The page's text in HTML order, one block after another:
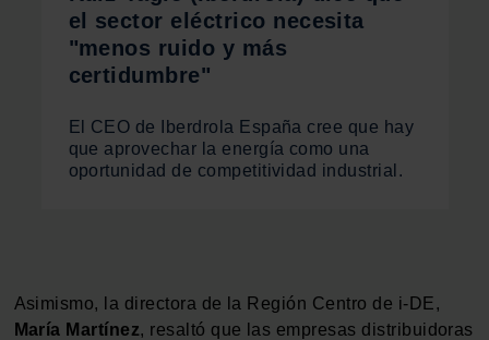
el sector eléctrico necesita
"menos ruido y más
certidumbre"
El CEO de Iberdrola España cree que hay
que aprovechar la energía como una
oportunidad de competitividad industrial.
Asimismo, la directora de la Región Centro de i-DE,
María Martínez, resaltó que las empresas distribuidoras